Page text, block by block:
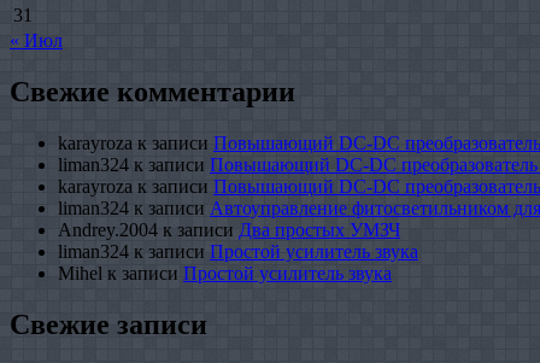
31
« Июл
Свежие комментарии
karayroza к записи Повышающий DC-DC
liman324 к записи Повышающий DC-DC
karayroza к записи Повышающий DC-DC
liman324 к записи Автоуправление фитосветильником
Andrey.2004 к записи Два простых УМЗЧ
liman324 к записи Простой усилитель звука
Mihel к записи Простой усилитель звука
Свежие записи